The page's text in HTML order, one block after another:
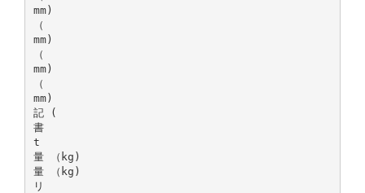
mm)
（
mm)
（
mm)
（
mm)
記 (
書
t
量 （kg)
量 （kg)
リ